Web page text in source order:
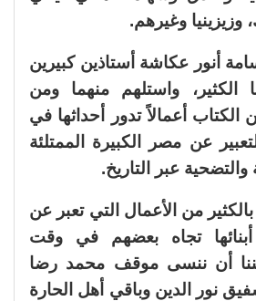
وزيزينيا وغيرهم.
أنور عكاشة أستاذين كبيرين
واستلهم منهما ومن
الكتاب أعمالاً تدور أحداثها في
عن مصر الكبيرة الممتلئة
عبر التاريخ.
بالكثير من الأعمال التي تعبر عن
أبنائها تجاه بعضهم في وقت
أن ننسى موقف محمد رضا
نور الدين وباقي أهل الحارة